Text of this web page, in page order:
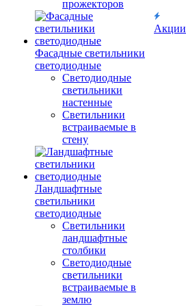
прожекторов
Фасадные светильники
светодиодные
Светодиодные
светильники
настенные
Светильники
встраиваемые в
стену
Ландшафтные
светильники
светодиодные
Светильники
ландшафтные
столбики
Светодиодные
светильники
встраиваемые в
землю
Акции